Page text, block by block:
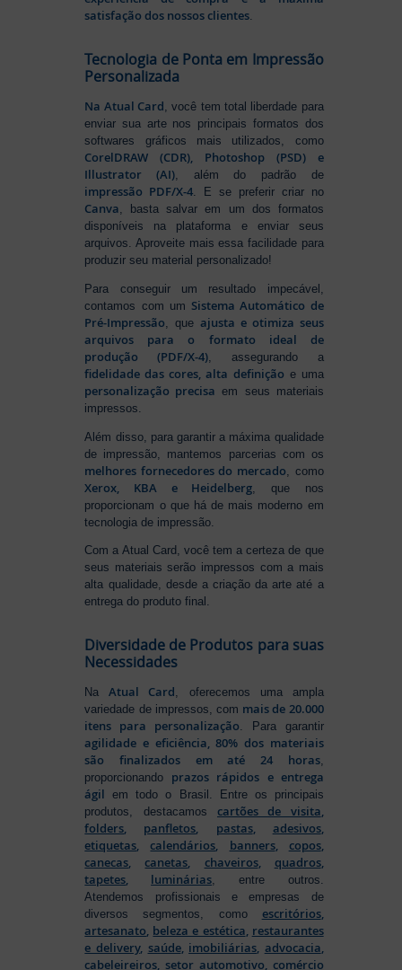
satisfação dos nossos clientes.
Tecnologia de Ponta em Impressão
Personalizada
Na Atual Card , você tem total liberdade para
enviar sua arte nos principais formatos dos
softwares gráficos mais utilizados, como
CorelDRAW (CDR), Photoshop (PSD) e
Illustrator (AI) , além do padrão de
impressão PDF/X-4 . E se preferir criar no
Canva , basta salvar em um dos formatos
disponíveis na plataforma e enviar seus
arquivos. Aproveite mais essa facilidade para
produzir seu material personalizado!
Para conseguir um resultado impecável,
contamos com um Sistema Automático de
Pré-Impressão , queajusta e otimiza seus
arquivos para o formato ideal de
produção (PDF/X-4) , assegurando a
fidelidade das cores, alta definição e uma
personalização precisa em seus materiais
impressos.
Além disso, para garantir a máxima qualidade
de impressão, mantemos parcerias com os
melhores fornecedores do mercado , como
Xerox, KBA e Heidelberg , que nos
proporcionam o que há de mais moderno em
tecnologia de impressão.
Com a Atual Card, você tem a certeza de que
seus materiais serão impressos com a mais
alta qualidade, desde a criação da arte até a
entrega do produto final.
Diversidade de Produtos para suas
Necessidades
NaAtual Card, oferecemos uma ampla
variedade de impressos, com mais de 20.000
itens para personalização. Para garantir
agilidade e eficiência, 80% dos materiais
são finalizados em até 24 horas,
proporcionando prazos rápidos e entrega
ágil em todo o Brasil. Entre os principais
produtos, destacamos cartões de visita,
folders, panfletos, pastas, adesivos,
etiquetas,calendários, banners, copos,
canecas,canetas, chaveiros, quadros,
tapetes, luminárias, entre outros.
Atendemos profissionais e empresas de
diversos segmentos, como escritórios,
artesanato, beleza e estética, restaurantes
e delivery, saúde, imobiliárias, advocacia,
cabeleireiros, setor automotivo, comércio